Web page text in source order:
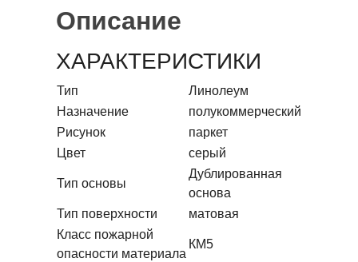
Описание
ХАРАКТЕРИСТИКИ
Тип
Линолеум
Назначение
полукоммерческий
Рисунок
паркет
Цвет
серый
Тип основы
Дублированная
основа
Тип поверхности
матовая
Класс пожарной
опасности материала
КМ5